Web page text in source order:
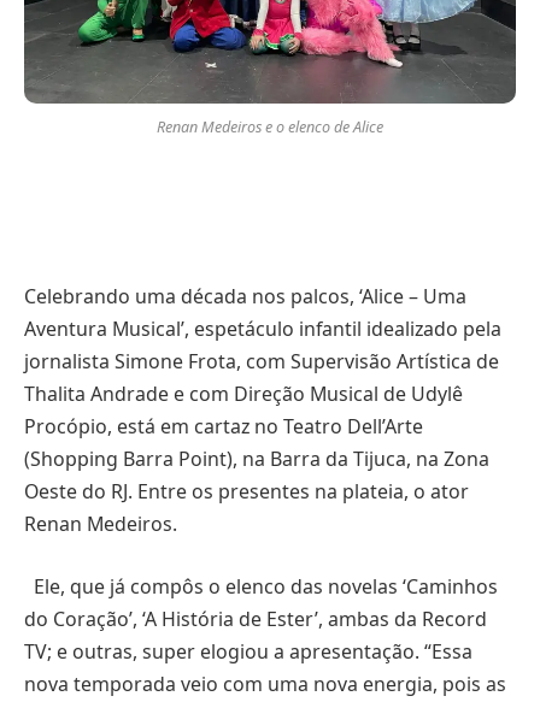
Renan Medeiros e o elenco de Alice
Celebrando uma década nos palcos, ‘Alice – Uma
Aventura Musical’, espetáculo infantil idealizado pela
jornalista Simone Frota, com Supervisão Artística de
Thalita Andrade e com Direção Musical de Udylê
Procópio, está em cartaz no Teatro Dell’Arte
(Shopping Barra Point), na Barra da Tijuca, na Zona
Oeste do RJ. Entre os presentes na plateia, o ator
Renan Medeiros.
Ele, que já compôs o elenco das novelas ‘Caminhos
do Coração’, ‘A História de Ester’, ambas da Record
TV; e outras, super elogiou a apresentação. “Essa
nova temporada veio com uma nova energia, pois as